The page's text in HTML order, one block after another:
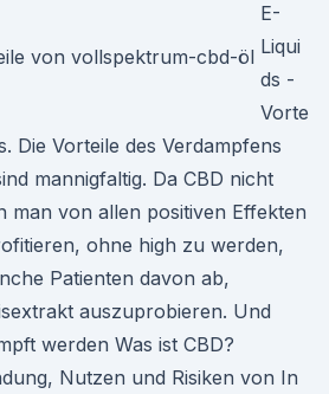
E-
Liqui
ds -
Vorte
Die Vorteile des Verdampfens
mannigfaltig. Da CBD nicht
man von allen positiven Effekten
ohne high zu werden,
Patienten davon ab,
auszuprobieren. Und
werden Was ist CBD?
Nutzen und Risiken von In